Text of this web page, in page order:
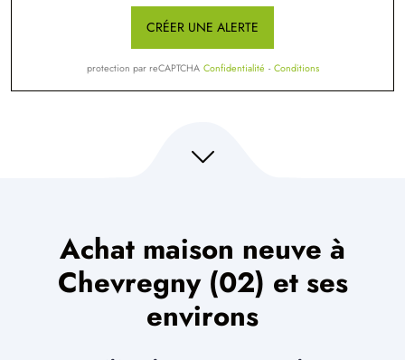
CRÉER UNE ALERTE
protection par reCAPTCHA Confidentialité - Conditions
Achat maison neuve à
Chevregny (02) et ses
environs